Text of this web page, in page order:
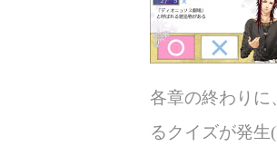
各章の終わりに
るクイズが発